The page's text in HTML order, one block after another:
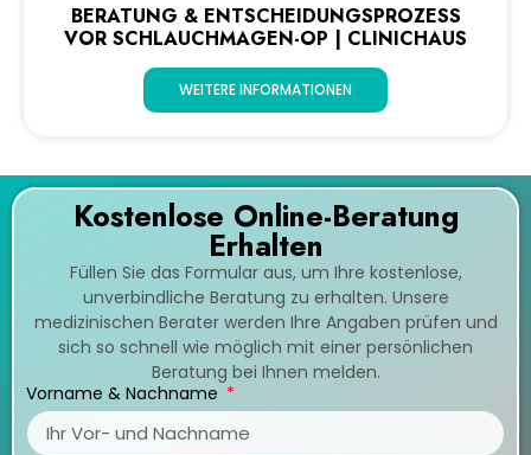
BERATUNG & ENTSCHEIDUNGSPROZESS
VOR SCHLAUCHMAGEN-OP | CLINICHAUS
WEITERE INFORMATIONEN
Kostenlose Online-Beratung
Erhalten
Füllen Sie das Formular aus, um Ihre kostenlose,
unverbindliche Beratung zu erhalten. Unsere
medizinischen Berater werden Ihre Angaben prüfen und
sich so schnell wie möglich mit einer persönlichen
Beratung bei Ihnen melden.
Vorname & Nachname